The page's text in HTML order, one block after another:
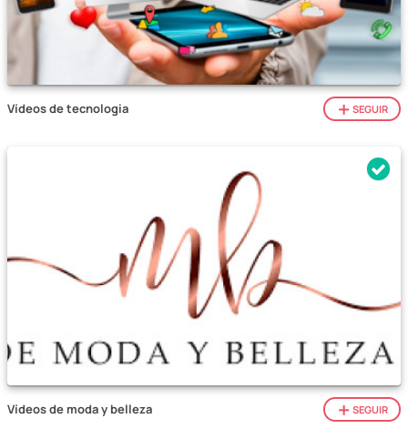
Vídeos de tecnologia SEGUIR
Vídeos de moda y belleza SEGUIR